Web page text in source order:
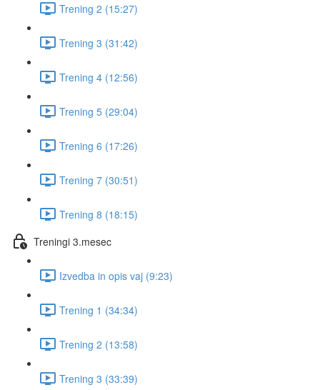
Trening 2 (15:27)
Trening 3 (31:42)
Trening 4 (12:56)
Trening 5 (29:04)
Trening 6 (17:26)
Trening 7 (30:51)
Trening 8 (18:15)
Treningi 3.mesec
Izvedba in opis vaj (9:23)
Trening 1 (34:34)
Trening 2 (13:58)
Trening 3 (33:39)